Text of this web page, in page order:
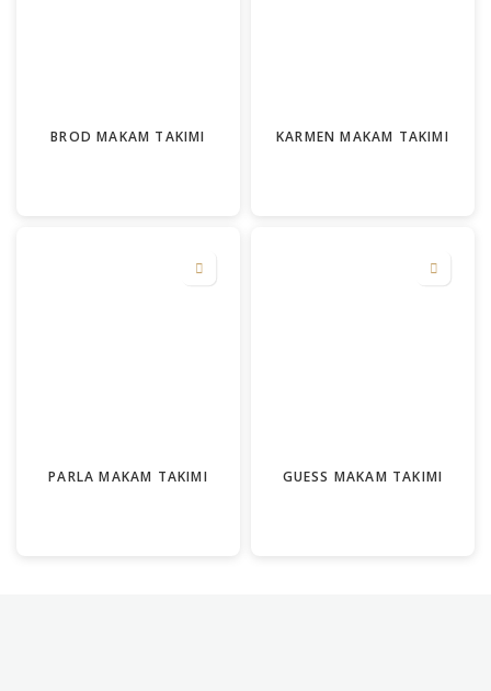
BROD MAKAM TAKIMI KARMEN MAKAM TAKIMI
PARLA MAKAM TAKIMI GUESS MAKAM TAKIMI